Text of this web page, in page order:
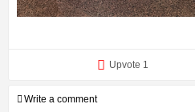
Upvote 1
Write a comment